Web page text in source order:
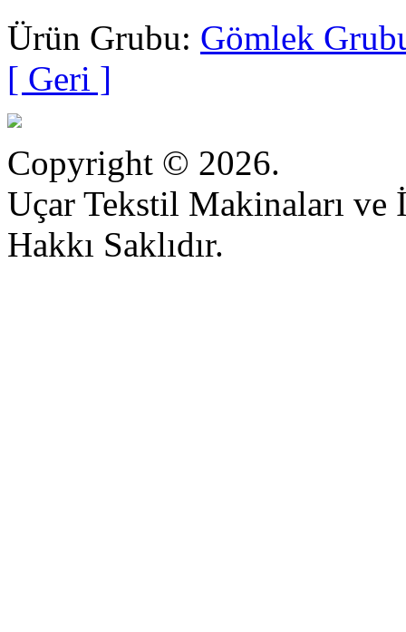
Ürün Grubu: Gömlek
[ Geri ]
Copyright © 2026.
Uçar Tekstil Makinaları ve
Hakkı Saklıdır.